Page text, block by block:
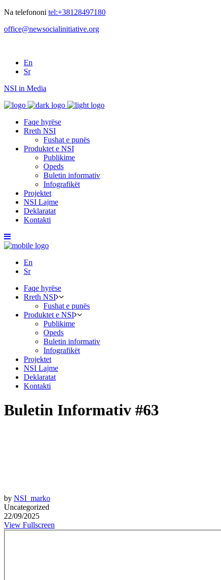
Na telefononi tel:+38128497180
office@newsocialinitiative.org
En
Sr
NSI in Media
Faqe hyrëse
Rreth NSI
Fushat e punës
Produktet e NSI
Publikime
Opeds
Buletin informativ
Infografikët
Projektet
NSI Lajme
Deklaratat
Kontakti
En
Sr
Faqe hyrëse
Rreth NSI
Fushat e punës
Produktet e NSI
Publikime
Opeds
Buletin informativ
Infografikët
Projektet
NSI Lajme
Deklaratat
Kontakti
Buletin Informativ #63
by NSI_marko
Uncategorized
22/09/2025
View Fullscreen